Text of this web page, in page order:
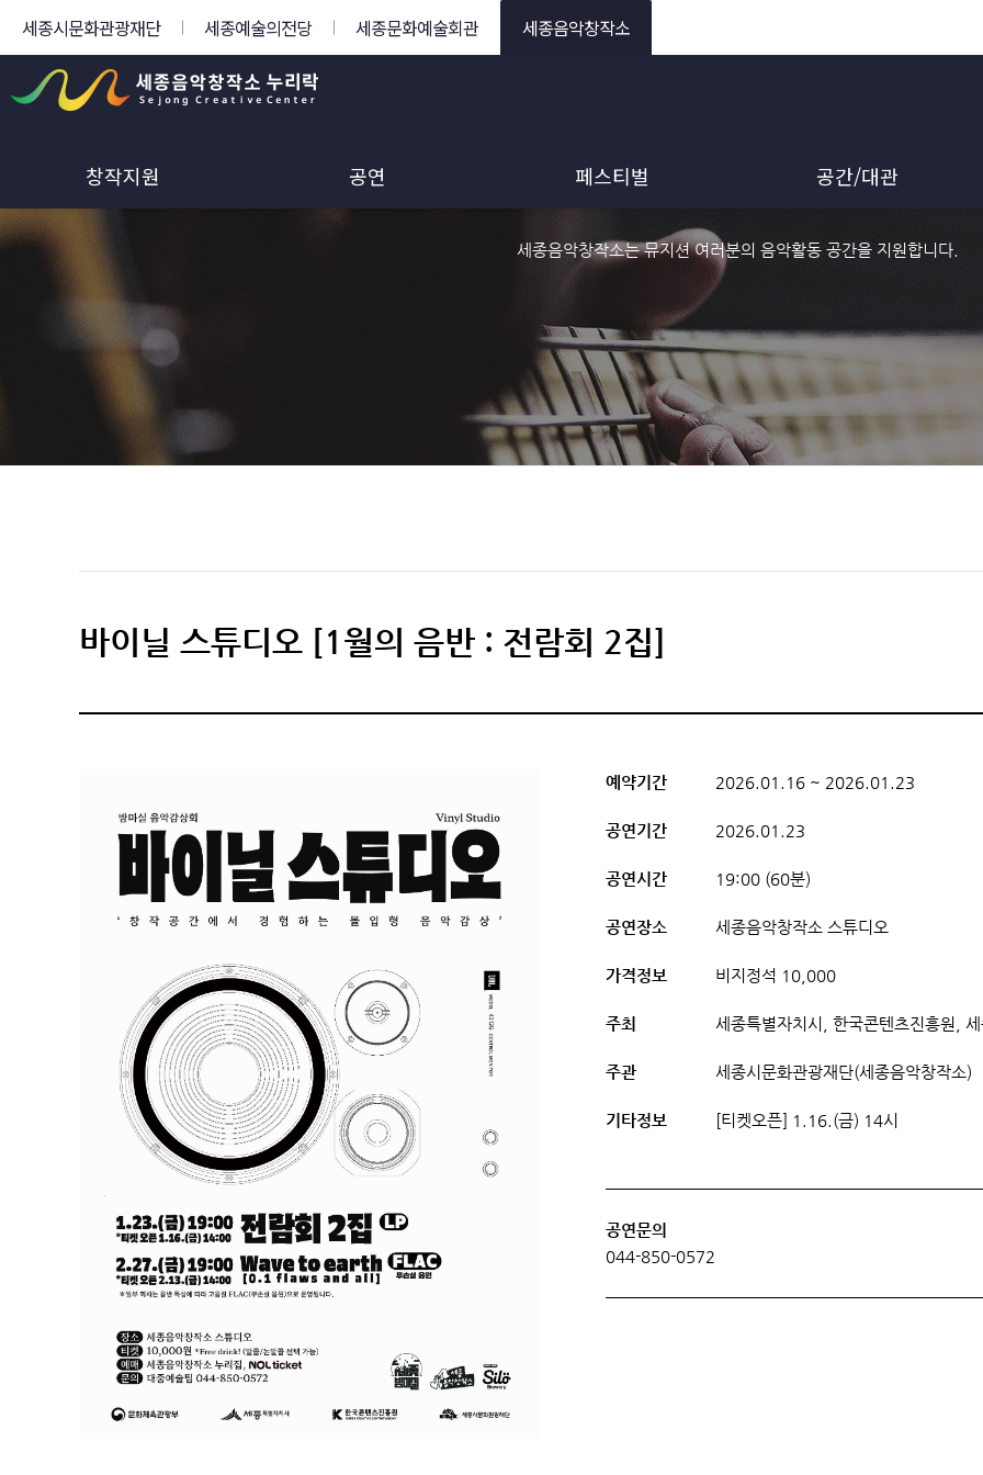
세종시문화관광재단 세종예술의전당 세종문화예술회관 세종음악창작소
창작지원 공연 페스티벌 공간/대관
세종음악창작소는 뮤지션 여러분의 음악활동 공간을 지원합니다.
바이닐 스튜디오 [1월의 음반 : 전람회 2집]
예약기간 2026.01.16 ~ 2026.01.23
공연기간 2026.01.23
공연시간 19:00 (60분)
공연장소 세종음악창작소 스튜디오
가격정보 비지정석 10,000
주최 세종특별자치시, 한국콘텐츠진흥원,
주관 세종시문화관광재단(세종음악창작소)
기타정보 [티켓오픈] 1.16.(금) 14시
공연문의
044-850-0572